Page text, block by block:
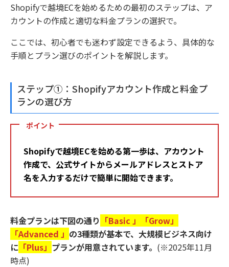
Shopifyで越境ECを始めるための最初のステップは、ア
カウントの作成と適切な料金プランの選択で。
ここでは、初心者でも迷わず設定できるよう、具体的な
手順とプラン選びのポイントを解説します。
ステップ①：Shopifyアカウント作成と料金プ
ランの選び方
ポイント
Shopifyで越境ECを始める第一歩は、アカウント
作成で、公式サイトからメールアドレスとストア
名を入力するだけで簡単に開始できます。
料金プランは下図の通り 「Basic 」「Grow」
「Advanced 」 の3種類が基本で、大規模ビジネス向け
に 「Plus」 プランが用意されています。 (※2025年11月
時点)